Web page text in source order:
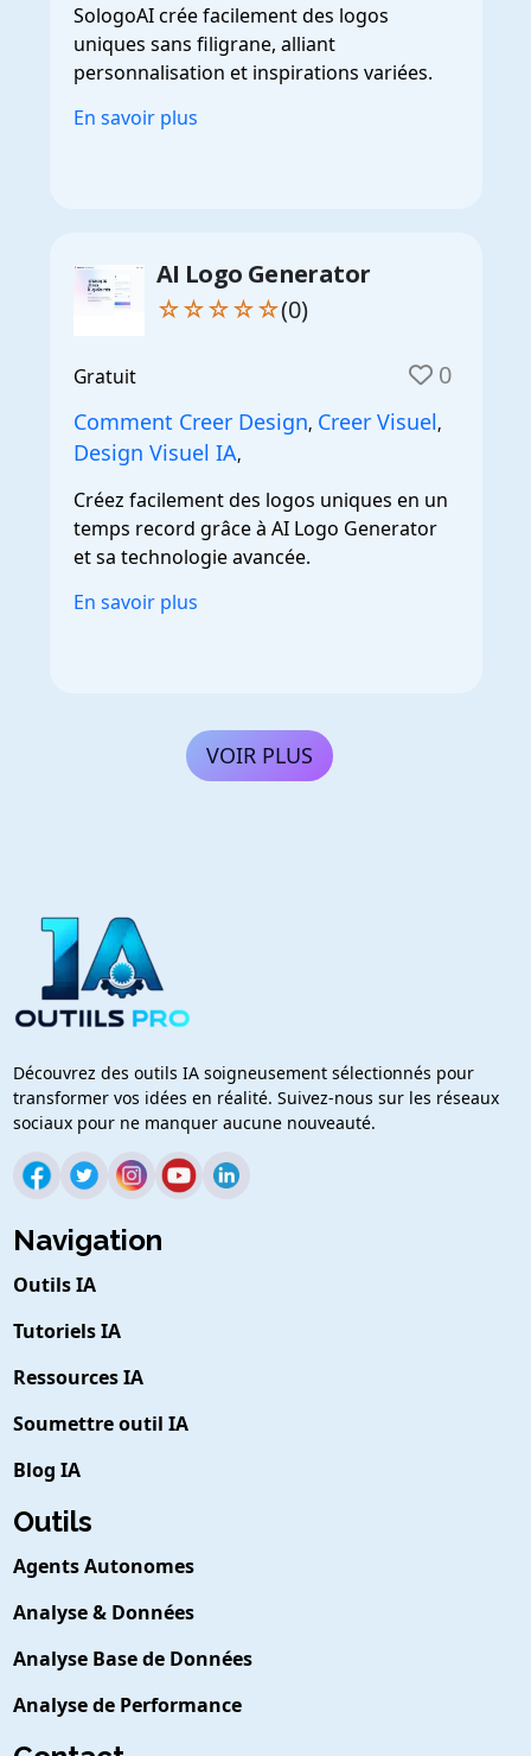
SologoAI crée facilement des logos
uniques sans filigrane, alliant
personnalisation et inspirations variées.
En savoir plus
AI Logo Generator
☆☆☆☆☆(0)
Gratuit 0
Comment Creer Design, Creer Visuel,
Design Visuel IA,
Créez facilement des logos uniques en un
temps record grâce à AI Logo Generator
et sa technologie avancée.
En savoir plus
VOIR PLUS
Découvrez des outils IA soigneusement sélectionnés pour
transformer vos idées en réalité. Suivez-nous sur les réseaux
sociaux pour ne manquer aucune nouveauté.
Navigation
Outils IA
Tutoriels IA
Ressources IA
Soumettre outil IA
Blog IA
Outils
Agents Autonomes
Analyse & Données
Analyse Base de Données
Analyse de Performance